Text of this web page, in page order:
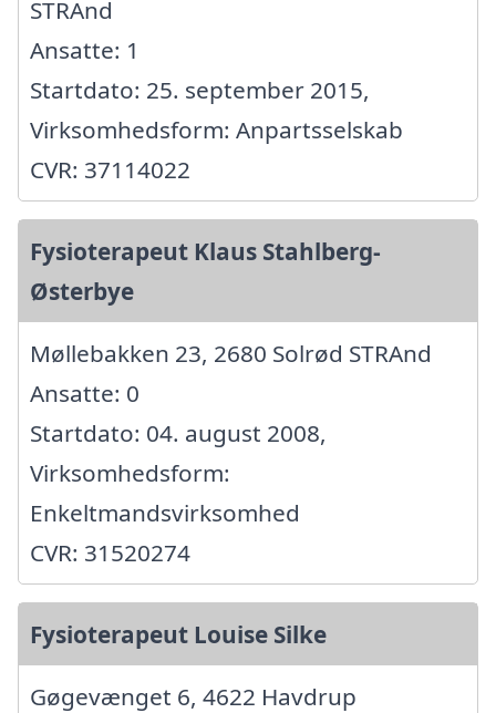
STRAnd
Ansatte: 1
Startdato: 25. september 2015,
Virksomhedsform: Anpartsselskab
CVR: 37114022
Fysioterapeut Klaus Stahlberg-
Østerbye
Møllebakken 23, 2680 Solrød STRAnd
Ansatte: 0
Startdato: 04. august 2008,
Virksomhedsform:
Enkeltmandsvirksomhed
CVR: 31520274
Fysioterapeut Louise Silke
Gøgevænget 6, 4622 Havdrup